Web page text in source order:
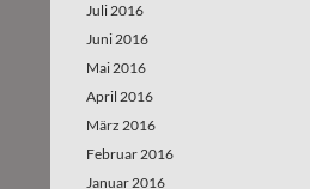
Juli 2016
Juni 2016
Mai 2016
April 2016
März 2016
Februar 2016
Januar 2016